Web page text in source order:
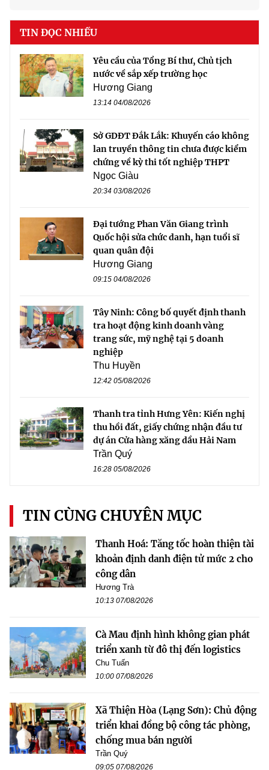
TIN ĐỌC NHIỀU
Yêu cầu của Tổng Bí thư, Chủ tịch
nước về sắp xếp trường học
Hương Giang
13:14 04/08/2026
Sở GDĐT Đắk Lắk: Khuyến cáo không
lan truyền thông tin chưa được kiểm
chứng về kỳ thi tốt nghiệp THPT
Ngọc Giàu
20:34 03/08/2026
Đại tướng Phan Văn Giang trình
Quốc hội sửa chức danh, hạn tuổi sĩ
quan quân đội
Hương Giang
09:15 04/08/2026
Tây Ninh: Công bố quyết định thanh
tra hoạt động kinh doanh vàng
trang sức, mỹ nghệ tại 5 doanh
nghiệp
Thu Huyền
12:42 05/08/2026
Thanh tra tỉnh Hưng Yên: Kiến nghị
thu hồi đất, giấy chứng nhận đầu tư
dự án Cửa hàng xăng dầu Hải Nam
Trần Quý
16:28 05/08/2026
TIN CÙNG CHUYÊN MỤC
Thanh Hoá: Tăng tốc hoàn thiện tài
khoản định danh điện tử mức 2 cho
công dân
Hương Trà
10:13 07/08/2026
Cà Mau định hình không gian phát
triển xanh từ đô thị đến logistics
Chu Tuấn
10:00 07/08/2026
Xã Thiện Hòa (Lạng Sơn): Chủ động
triển khai đồng bộ công tác phòng,
chống mua bán người
Trần Quý
09:05 07/08/2026